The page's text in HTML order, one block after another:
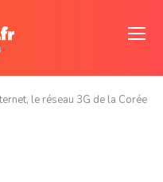
le réseau 3G de la Corée